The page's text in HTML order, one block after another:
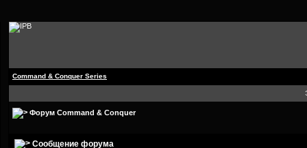
Command & Conquer Series
Форум Command & Conquer
Сообщение форума